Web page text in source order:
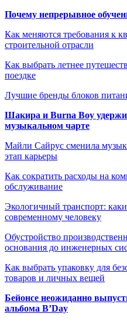
Почему непрерывное
Как меняются требования к
строительной отрасли
Как выбрать летнее
поездке
Лучшие бренды блоков
Шакира и Burna Boy
музыкальном чарте
Майли Сайрус сменила
этап карьеры
Как сократить расходы на
обслуживание
Экологичный транспорт:
современному человеку
Обустройство
основания до инженерных
Как выбрать упаковку для
товаров и личных вещей
Бейонсе неожиданно
альбома B’Day